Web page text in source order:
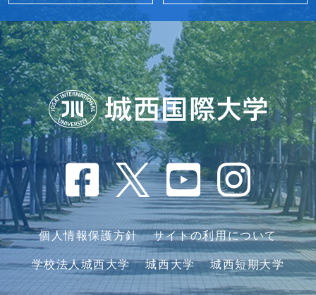
個人情報保護方針 サイトの利用について
学校法人城西大学 城西大学 城西短期大学